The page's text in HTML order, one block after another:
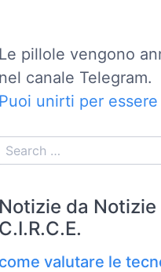
Le pillole vengono
nel canale Telegram.
Puoi unirti per
Notizie da Notizie
C.I.R.C.E.
come valutare le